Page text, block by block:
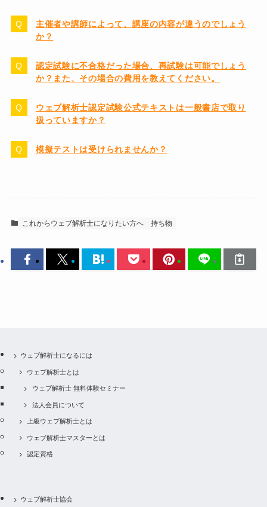
主催者や講師によって、講座の内容が違うのでしょう
か？
認定試験に不合格だった場合、再試験は可能でしょう
か？また、その場合の費用を教えてください。
ウェブ解析士認定試験公式テキストは一般書店で取り
扱っていますか？
模擬テストは受けられませんか？
これからウェブ解析士になりたい方へ 持ち物
ウェブ解析士になるには
ウェブ解析士とは
ウェブ解析士 無料体験セミナー
法人会員について
上級ウェブ解析士とは
ウェブ解析士マスターとは
認定資格
ウェブ解析士協会